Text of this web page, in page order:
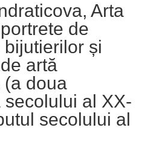
Arta
de
și
artă
(a doua
secolului al XX-
secolului al